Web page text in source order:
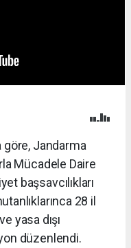
göre, Jandarma
Mücadele Daire
başsavcılıkları
28 il
yasa dışı
düzenlendi.